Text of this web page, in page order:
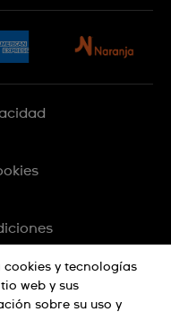
cookies y tecnologías
web y sus
sobre su uso y